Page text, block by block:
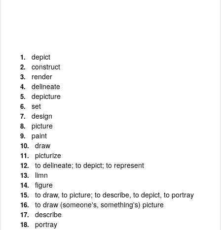
depict
construct
render
delineate
depicture
set
design
picture
paint
draw
picturize
to delineate; to depict; to represent
limn
figure
to draw, to picture; to describe, to depict, to portray
to draw (someone's, something's) picture
describe
portray